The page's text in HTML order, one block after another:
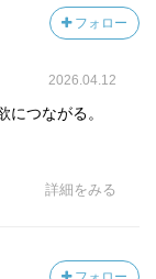
フォロー
2026.04.12
つながる。
詳細をみる